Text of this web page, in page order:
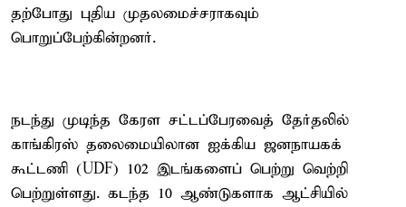
தற்போது புதிய முதலமைச்சராகவும்
பொறுப்பேற்கின்றனர்.
நடந்து முடிந்த கேரள சட்டப்பேரவைத் தேர்தலில்
காங்கிரஸ் தலைமையிலான ஐக்கிய ஜனநாயகக்
கூட்டணி (UDF) 102 இடங்களைப் பெற்று வெற்றி
பெற்றுள்ளது. கடந்த 10 ஆண்டுகளாக ஆட்சியில்